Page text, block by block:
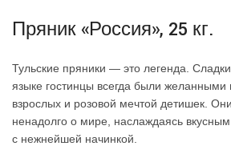
Пряник «Россия», 25 кг.
Тульские пряники — это легенда.
языке гостинцы всегда были желанными
взрослых и розовой мечтой детишек.
ненадолго о мире, наслаждаясь
с нежнейшей начинкой.